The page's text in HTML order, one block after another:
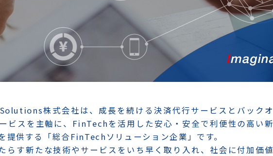
株式会社は、成長を続ける決済代行サービスとバックオ
ビスを主軸に、FinTechを活用した安心・安全で利便性の高い新
提供する「総合FinTechソリューション企業」です。
らす新たな技術やサービスをいち早く取り入れ、社会に付加価値